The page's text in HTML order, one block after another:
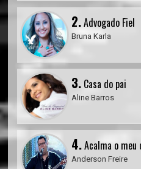
2.Advogado Fiel
Bruna Karla
3. Casa do pai
Aline Barros
4.Acalma o meu
Anderson Freire